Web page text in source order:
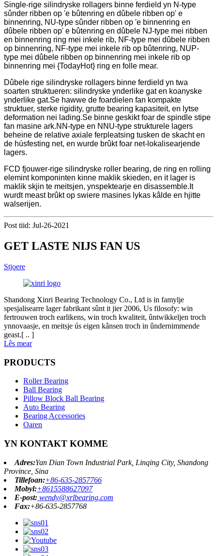
Single-rige silindryske rollagers binne ferdield yn N-type
sûnder ribben op 'e bûtenring en dûbele ribben op' e
binnenring, NU-type sûnder ribben op 'e binnenring en
dûbele ribben op' e bûtenring en dûbele NJ-type mei ribben
en binnenring ring mei inkele rib, NF-type mei dûbele ribben
op binnenring, NF-type mei inkele rib op bûtenring, NUP-
type mei dûbele ribben op binnenring mei inkele rib op
binnenring mei {TodayHot} ring en folle mear.
Dûbele rige silindryske rollagers binne ferdield yn twa
soarten struktueren: silindryske ynderlike gat en koanyske
ynderlike gat.Se hawwe de foardielen fan kompakte
struktuer, sterke rigidity, grutte bearing kapasiteit, en lytse
deformation nei lading.Se binne geskikt foar de spindle stipe
fan masine ark.NN-type en NNU-type strukturele lagers
beheine de relative axiale ferpleatsing tusken de skacht en
de húsfesting net, en wurde brûkt foar net-lokalisearjende
lagers.
FCD fjouwer-rige silindryske roller bearing, de ring en rolling
elemint komponinten kinne maklik skieden, en it lager is
maklik skjin te meitsjen, ynspektearje en disassemble.It
wurdt meast brûkt op swiere masines lykas kâlde en hjitte
walserijen.
Post tiid: Jul-26-2021
GET LASTE NIJS FAN US
Stjoere
Shandong Xinri Bearing Technology Co., Ltd is in famylje
spesjalisearre lager fabrikant sûnt it jier 2006, Us filosofy: win
fertrouwen troch earlikens, win troch kwaliteit, ûntwikkeljen troch
ynnovaasje, en meitsje ús eigen kânsen troch in ûndernimmende
geast.[ .. ]
Lês mear
PRODUCTS
Roller Bearing
Ball Bearing
Pillow Block Ball Bearing
Auto Bearing
Bearing Accessories
Oaren
YN KONTAKT KOMME
Adres:Yan Dian Town Industrial Park, Linqing City, Shandong
Province, Sina
Tillefoan:+86-635-2857766
Mobyl:+8615588627097
E-post: wendy@xrlbearing.com
Fax:+86-635-2857768